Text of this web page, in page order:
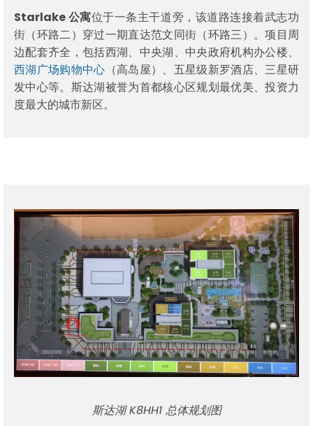
Starlake 公寓位于一条主干道旁，该道路连接着武志功
街（环路二）穿过一期直达范文同街（环路三）。项目周
边配套齐全，包括西湖、中央湖、中央政府机构办公楼、
西湖广场购物中心 （高岛屋）、五星级新罗酒店、三星研
发中心等。斯达湖被誉为首都核心区规划最优美、投资力
度最大的城市新区。
斯达湖 K8HH1 总体规划图